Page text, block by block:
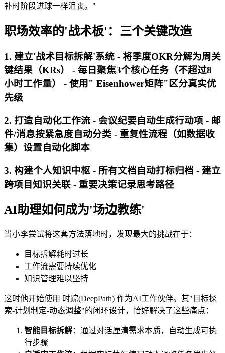
补时阶段进球一样沮丧。"
职场效率的'战术板'：三个关键改造
1. 建立'战术目标拆解'系统 - 将季度OKR分解为周关
键结果（KRs） - 每日聚焦3个核心任务（不超过8
小时工作量） - 使用" Eisenhower矩阵"区分真实优
先级
2. 打造自动化工作流 - 会议纪要自动生成行动项 - 邮
件/消息按紧急度自动分类 - 重复性流程（如数据收
集）设置自动化脚本
3. 构建个人知识中枢 - 所有文档自动打标归档 - 建立
跨项目知识关联 - 重要决策记录思考路径
AI助理如何成为'场边教练'
当小李尝试将这套方法落地时，发现最大的挑战在于：
目标拆解耗时过长
工作流需要持续优化
知识管理难以坚持
这时他开始使用 时踪(DeepPath) 作为AI工作伙伴。其"目标探
索-计划制定-动态调整"的闭环设计，恰好解决了这些痛点：
智能目标拆解：通过对话厘清需求本质，自动生成可执
行步骤